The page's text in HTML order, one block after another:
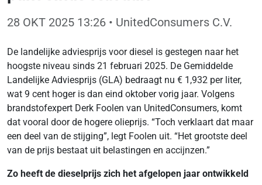
28 OKT 2025 13:26 • UnitedConsumers C.V.
De landelijke adviesprijs voor diesel is gestegen naar het
hoogste niveau sinds 21 februari 2025. De Gemiddelde
Landelijke Adviesprijs (GLA) bedraagt nu € 1,932 per liter,
wat 9 cent hoger is dan eind oktober vorig jaar. Volgens
brandstofexpert Derk Foolen van UnitedConsumers, komt
dat vooral door de hogere olieprijs. “Toch verklaart dat maar
een deel van de stijging”, legt Foolen uit. “Het grootste deel
van de prijs bestaat uit belastingen en accijnzen.”
Zo heeft de dieselprijs zich het afgelopen jaar ontwikkeld